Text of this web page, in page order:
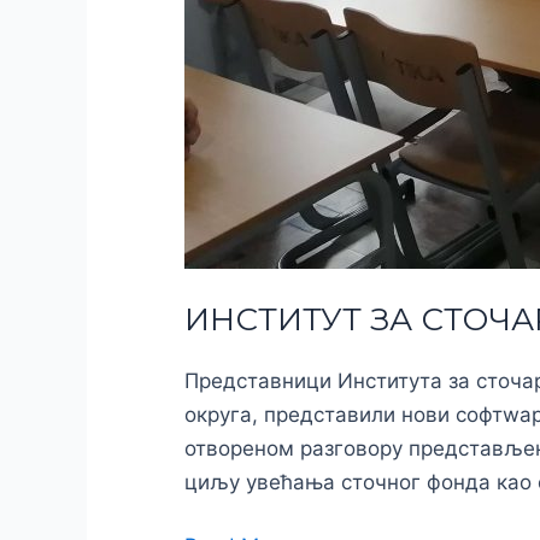
ИНСТИТУТ ЗА
Представници Института за
округа, представили нови
отвореном разговору
циљу увећања сточног фонда као